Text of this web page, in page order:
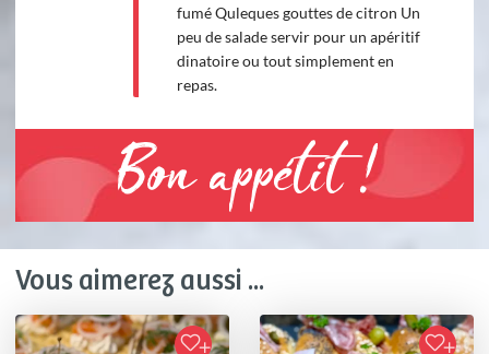
fumé Quleques gouttes de citron Un
peu de salade servir pour un apéritif
dinatoire ou tout simplement en
repas.
Bon appétit !
Vous aimerez aussi ...